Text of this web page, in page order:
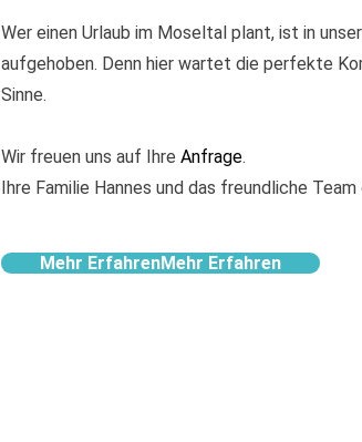
Wer einen Urlaub im Moseltal plant, ist in
aufgehoben. Denn hier wartet die perfekte
Sinne.
Wir freuen uns auf IhreAnfrage.
Ihre Familie Hannes und das freundliche
Mehr ErfahrenMehr Erfahren